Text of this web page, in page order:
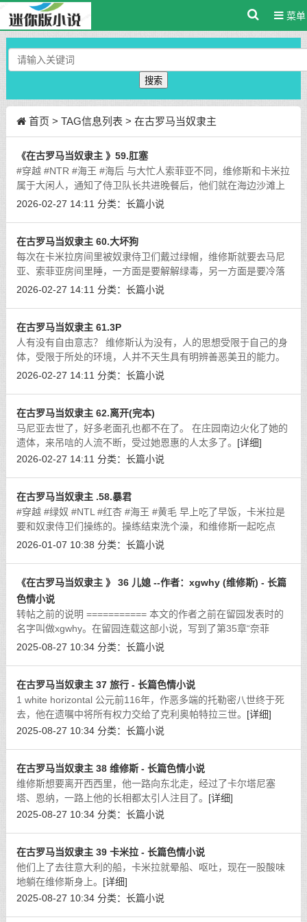
菜单
搜索
首页 > TAG信息列表 > 在古罗马当奴隶主
《在古罗马当奴隶主 》59.肛塞
#穿越 #NTR #海王 #海后 与大忙人索菲亚不同，维修斯和卡米拉
属于大闲人，通知了侍卫队长共进晚餐后，他们就在海边沙滩上
散步，等着开饭。 [详细]
2026-02-27 14:11 分类： 长篇小说
在古罗马当奴隶主 60.大坏狗
每次在卡米拉房间里被奴隶侍卫们戴过绿帽，维修斯就要去马尼
亚、索菲亚房间里睡，一方面是要解解绿毒，另一方面是要冷落
她一会。 [详细]
2026-02-27 14:11 分类： 长篇小说
在古罗马当奴隶主 61.3P
人有没有自由意志？ 维修斯认为没有，人的思想受限于自己的身
体，受限于所处的环境，人并不天生具有明辨善恶美丑的能力。
[详细]
2026-02-27 14:11 分类： 长篇小说
在古罗马当奴隶主 62.离开(完本)
马尼亚去世了，好多老面孔也都不在了。 在庄园南边火化了她的
遗体，来吊唁的人流不断，受过她恩惠的人太多了。 [详细]
2026-02-27 14:11 分类： 长篇小说
在古罗马当奴隶主 .58.暴君
#穿越 #绿奴 #NTL #红杏 #海王 #黄毛 早上吃了早饭，卡米拉是
要和奴隶侍卫们操练的。操练结束洗个澡，和维修斯一起吃点
心，然后下午就缠着他玩。[详细]
2026-01-07 10:38 分类： 长篇小说
《在古罗马当奴隶主 》 36 儿媳 --作者：xgwhy (维修斯) - 长篇
色情小说
转帖之前的说明 =========== 本文的作者之前在留园发表时的
名字叫做xgwhy。在留园连载这部小说，写到了第35章“奈菲
莉”。后来他删掉了所有的文章，跑去收费网站 uaa.com发文。
2025-08-27 10:34 分类： 长篇小说
在古罗马当奴隶主 37 旅行 - 长篇色情小说
1 white horizontal 公元前116年，作恶多端的托勒密八世终于死
去，他在遗嘱中将所有权力交给了克利奥帕特拉三世。 [详细]
2025-08-27 10:34 分类： 长篇小说
在古罗马当奴隶主 38 维修斯 - 长篇色情小说
维修斯想要离开西西里，他一路向东北走，经过了卡尔塔尼塞
塔、恩纳，一路上他的长相都太引人注目了。 [详细]
2025-08-27 10:34 分类： 长篇小说
在古罗马当奴隶主 39 卡米拉 - 长篇色情小说
他们上了去往意大利的船，卡米拉就晕船、呕吐，现在一股酸味
地躺在维修斯身上。 [详细]
2025-08-27 10:34 分类： 长篇小说